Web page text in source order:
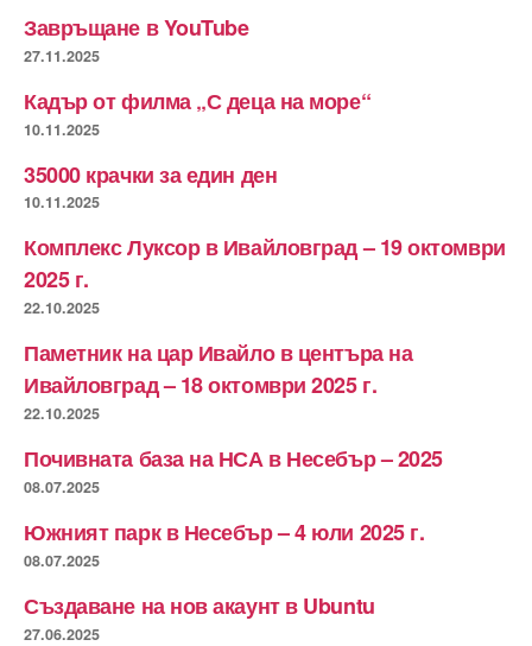
Завръщане в YouTube
27.11.2025
Кадър от филма „С деца на море“
10.11.2025
35000 крачки за един ден
10.11.2025
Комплекс Луксор в Ивайловград – 19 октомври
2025 г.
22.10.2025
Паметник на цар Ивайло в центъра на
Ивайловград – 18 октомври 2025 г.
22.10.2025
Почивната база на НСА в Несебър – 2025
08.07.2025
Южният парк в Несебър – 4 юли 2025 г.
08.07.2025
Създаване на нов акаунт в Ubuntu
27.06.2025